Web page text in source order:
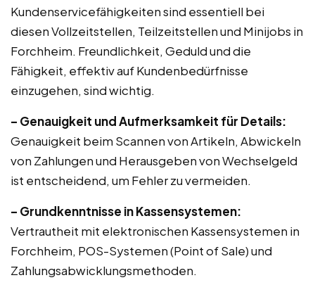
Kundenservicefähigkeiten sind essentiell bei
diesen Vollzeitstellen, Teilzeitstellen und Minijobs in
Forchheim. Freundlichkeit, Geduld und die
Fähigkeit, effektiv auf Kundenbedürfnisse
einzugehen, sind wichtig.
– Genauigkeit und Aufmerksamkeit für Details:
Genauigkeit beim Scannen von Artikeln, Abwickeln
von Zahlungen und Herausgeben von Wechselgeld
ist entscheidend, um Fehler zu vermeiden.
– Grundkenntnisse in Kassensystemen:
Vertrautheit mit elektronischen Kassensystemen in
Forchheim, POS-Systemen (Point of Sale) und
Zahlungsabwicklungsmethoden.